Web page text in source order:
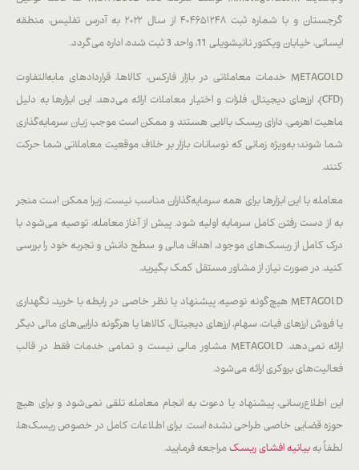
گرجستان و با شماره ثبت ۴۰۴۶۵۱۲۴۸ از سال ۲۰۲۲ به آدرس تفلیس، منطقه
ایسانی، خیابان ویکتور نانیشویلی 11، واحد 3 ثبت شده، اداره می‌گردد.
METAGOLD خدمات معاملاتی در بازار فارکس، کالاها، قراردادهای مابه‌التفاوت
(CFD)، ارزهای دیجیتال، فلزات و اختیار معاملات ارائه می‌دهد. این ابزارها به دلیل
ماهیت اهرمی، دارای ریسک بالایی هستند و ممکن است موجب زیان سرمایه‌گذاری
شما شوند؛ به‌ویژه زمانی که نوسانات بازار بر خلاف موقعیت معاملاتی شما حرکت
کنند.
معامله با این ابزارها برای همه سرمایه‌گذاران مناسب نیست، زیرا ممکن است منجر
به از دست رفتن کامل سرمایه اولیه شود. پیش از آغاز معامله، توصیه می‌شود با
درک کامل از ریسک‌های موجود، اهداف مالی و سطح دانش و تجربه خود را بررسی
کنید. در صورت نیاز، از مشاور مستقل کمک بگیرید.
METAGOLD هیچ‌گونه توصیه، پیشنهاد یا نظر خاصی در رابطه با خرید، نگهداری
یا فروش ارزهای فیات، سهام، ارزهای دیجیتال، کالاها یا هرگونه دارایی‌های مالی دیگر
ارائه نمی‌دهد. METAGOLD مشاور مالی نیست و تمامی خدمات فقط در قالب
فعالیت‌های بروکری ارائه می‌شود.
این اطلاع‌رسانی، پیشنهاد یا دعوت به انجام معامله تلقی نمی‌شود و برای هیچ
حوزه قضایی خاصی طراحی نشده است. برای اطلاعات کامل در خصوص ریسک‌ها،
لطفاً بهبیانیه افشای ریسک مراجعه فرمایید.